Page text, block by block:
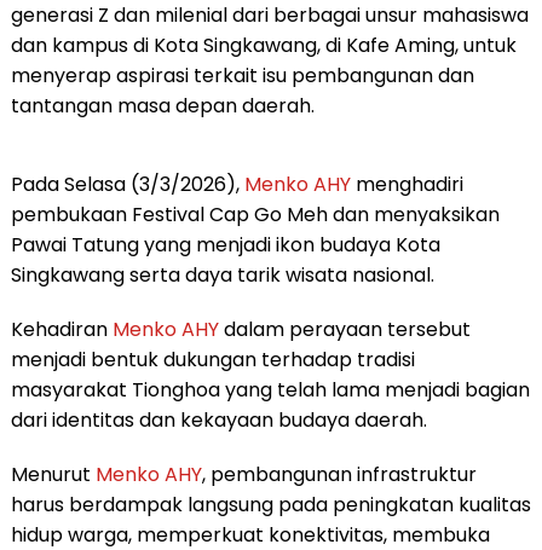
generasi Z dan milenial dari berbagai unsur mahasiswa
dan kampus di Kota Singkawang, di Kafe Aming, untuk
menyerap aspirasi terkait isu pembangunan dan
tantangan masa depan daerah.
Pada Selasa (3/3/2026), Menko AHYmenghadiri
pembukaan Festival Cap Go Meh dan menyaksikan
Pawai Tatung yang menjadi ikon budaya Kota
Singkawang serta daya tarik wisata nasional.
Kehadiran Menko AHYdalam perayaan tersebut
menjadi bentuk dukungan terhadap tradisi
masyarakat Tionghoa yang telah lama menjadi bagian
dari identitas dan kekayaan budaya daerah.
Menurut Menko AHY, pembangunan infrastruktur
harus berdampak langsung pada peningkatan kualitas
hidup warga, memperkuat konektivitas, membuka